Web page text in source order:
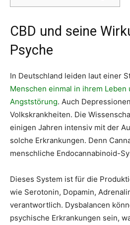
CBD und seine
Psyche
In Deutschland leiden laut einer
Menschen einmal in ihrem Leben
Angststörung. Auch
Volkskrankheiten. Die
einigen Jahren intensiv mit der
solche Erkrankungen. Denn
menschliche Endocannabinoid-
Dieses System ist für die
wie Serotonin, Dopamin,
verantwortlich. Dysbalancen
psychische Erkrankungen sein,